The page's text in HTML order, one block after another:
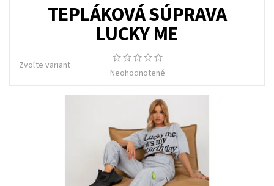
TEPLÁKOVÁ SÚPRAVA
LUCKY ME
Zvoľte variant
Neohodnotené